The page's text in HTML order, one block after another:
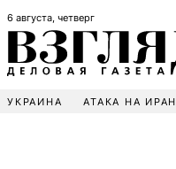
6 августа, четверг
УКРАИНА АТАКА НА ИРАН